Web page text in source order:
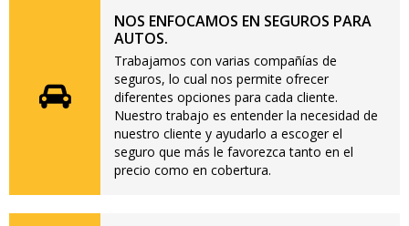
NOS ENFOCAMOS EN SEGUROS PARA
AUTOS.
Trabajamos con varias compañías de
seguros, lo cual nos permite ofrecer
diferentes opciones para cada cliente.
Nuestro trabajo es entender la necesidad de
nuestro cliente y ayudarlo a escoger el
seguro que más le favorezca tanto en el
precio como en cobertura.